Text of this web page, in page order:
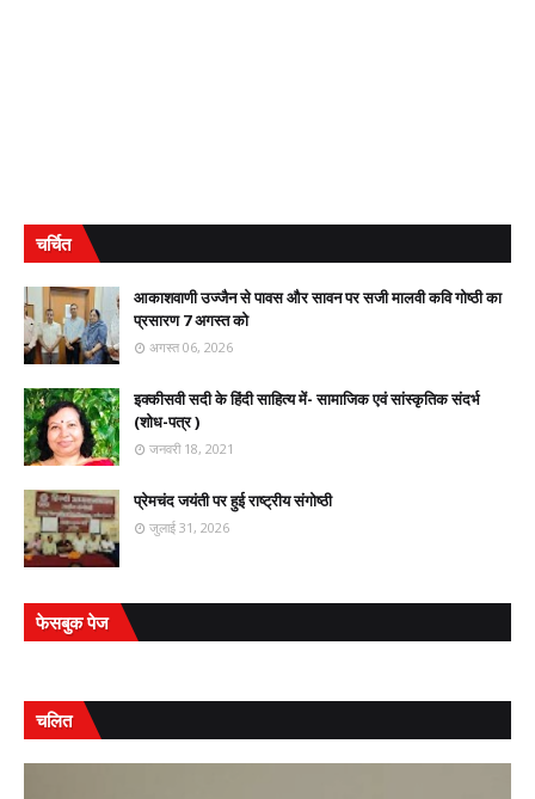
चर्चित
आकाशवाणी उज्जैन से पावस और सावन पर सजी मालवी कवि गोष्ठी का
प्रसारण 7 अगस्त को
अगस्त 06, 2026
इक्कीसवी सदी के हिंदी साहित्य में- सामाजिक एवं सांस्कृतिक संदर्भ
(शोध-पत्र )
जनवरी 18, 2021
प्रेमचंद जयंती पर हुई राष्ट्रीय संगोष्ठी
जुलाई 31, 2026
फेसबुक पेज
चलित